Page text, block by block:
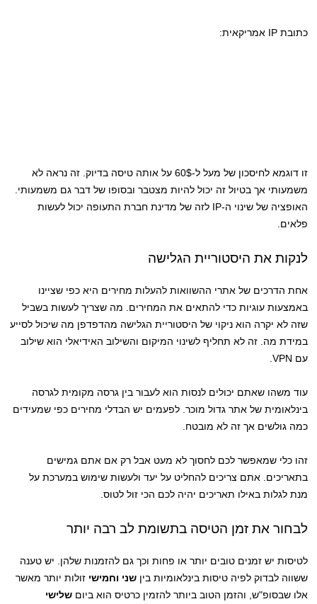
כתובת IP אמריקאית:
זו דוגמא לחיסכון של מעל ל-60$ על אותה טיסה בדיוק. זה נראה לא
משמעותי אך בטיול זה יכול להיות מצטבר ובסופו של דבר גם משמעותי.
האופציה של שינוי ה-IP לזה של מדינת חברת התעופה יכול לעשות
פלאים.
לנקות את היסטוריית הגלישה
אחת הדרכים של אתרי ההשוואות להעלות מחירים היא כפי שציינו
באמצעות עוגיות כדי להתאים את המחירים. מה שצריך לעשות בשביל
שזה לא יקרה הוא ניקוי של היסטוריית הגלישה מהדפדפן מה שיכול לסייע
במידת מה. זה לא תחליף לשינוי המיקום והשילוב האידיאלי הוא שילוב
עם VPN.
עוד משהו שאתם יכולים לנסות הוא לעבור בין גרסה מקומית לגרסה
בינלאומית של אתר גדול מוכר. לפעמים יש הבדלי מחירים כפי שמעידים
כמה גולשים אך זה לא מובטח.
זהו כלי שמאפשר לכם לחסוך לא מעט אבל רק אם אתם גמישים
בתאריכים. אתם צריכים להחליט על יעד ולעשות שימוש במערכת על
מנת לגלות באילו תאריכים יהיה לכם הכי זול לטוס.
לבחור את זמן הטיסה בתשומת לב רבה יותר
לטיסות יש זמנים טובים יותר או פחות וכך גם להזמנות שלהן. יש טענה
ששווה לבדוק לפיה טיסות בינלאומיות ביןשני וחמישי זולות יותר מאשר
אלו שבסופ"ש, והזמן הטוב ביותר להזמין כרטיס הוא ביום שלישי